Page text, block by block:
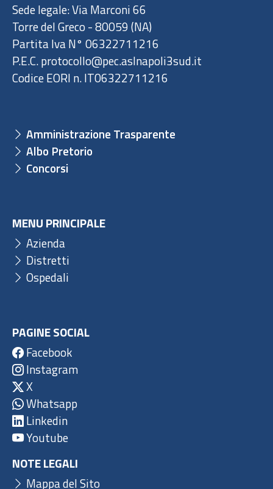
Sede legale: Via Marconi 66
Torre del Greco - 80059 (NA)
Partita Iva N° 06322711216
P.E.C. protocollo@pec.aslnapoli3sud.it
Codice EORI n. IT06322711216
Amministrazione Trasparente
Albo Pretorio
Concorsi
MENU PRINCIPALE
Azienda
Distretti
Ospedali
PAGINE SOCIAL
Facebook
Instagram
X
Whatsapp
Linkedin
Youtube
NOTE LEGALI
Mappa del Sito